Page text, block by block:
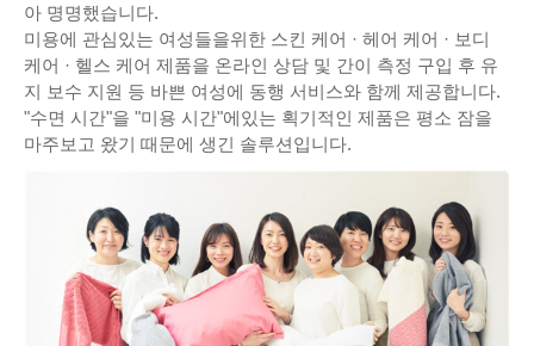
아 명명했습니다.
미용에 관심있는 여성들을위한 스킨 케어 · 헤어 케어 · 보디
케어 · 헬스 케어 제품을 온라인 상담 및 간이 측정 구입 후 유
지 보수 지원 등 바쁜 여성에 동행 서비스와 함께 제공합니다.
"수면 시간"을 "미용 시간"에있는 획기적인 제품은 평소 잠을
마주보고 왔기 때문에 생긴 솔루션입니다.